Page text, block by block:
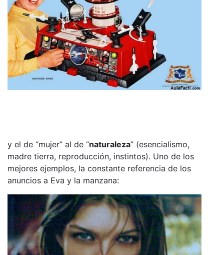
y el de “mujer” al de “naturaleza” (esencialismo,
madre tierra, reproducción, instintos). Uno de los
mejores ejemplos, la constante referencia de los
anuncios a Eva y la manzana: